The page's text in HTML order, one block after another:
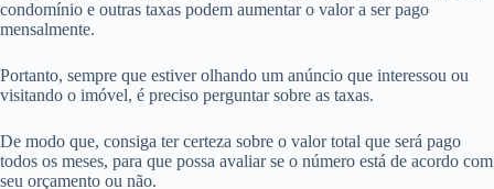
condomínio e outras taxas podem aumentar o valor a ser pago
mensalmente.
Portanto, sempre que estiver olhando um anúncio que interessou ou
visitando o imóvel, é preciso perguntar sobre as taxas.
De modo que, consiga ter certeza sobre o valor total que será pago
todos os meses, para que possa avaliar se o número está de acordo com
seu orçamento ou não.